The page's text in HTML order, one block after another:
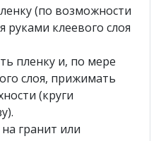
(по возможности
руками клеевого слоя
пленку и, по мере
слоя, прижимать
(круги
гранит или